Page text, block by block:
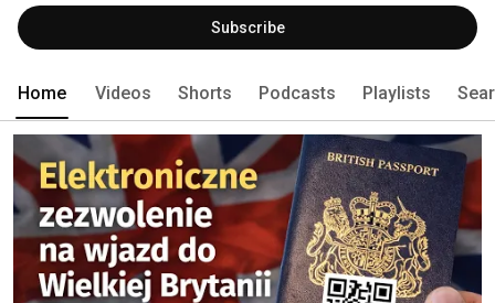
czy legalności pobytu. Śledzimy na bieżąco i informujemy o zmianach w
ustawodawstwie brytyjskim.
Subscribe
Home Videos Shorts Podcasts Playlists